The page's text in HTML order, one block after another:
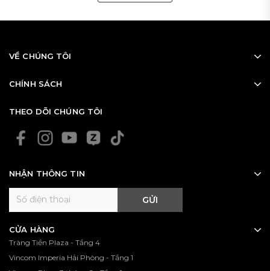
VỀ CHÚNG TÔI
CHÍNH SÁCH
THEO DÕI CHÚNG TÔI
NHẬN THÔNG TIN
GỬI
CỬA HÀNG
Tràng Tiền Plaza - Tầng 4
Vincom Imperia Hải Phòng - Tầng 1